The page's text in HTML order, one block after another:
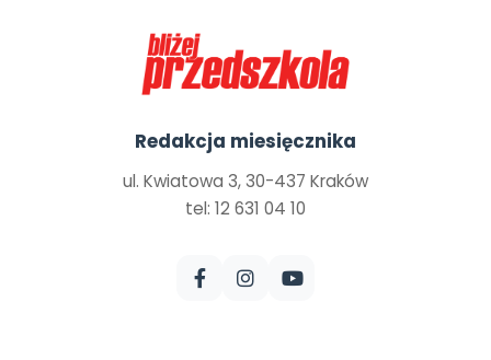
Redakcja miesięcznika
ul. Kwiatowa 3, 30-437 Kraków
tel: 12 631 04 10